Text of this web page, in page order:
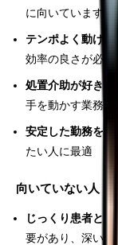
に向いています
テンポよく動ける
効率の良さが必要
処置介助が好きな
手を動かす業務が
安定した勤務を求
たい人に最適
向いていない人
じっくり患者と関
要があり、深い関